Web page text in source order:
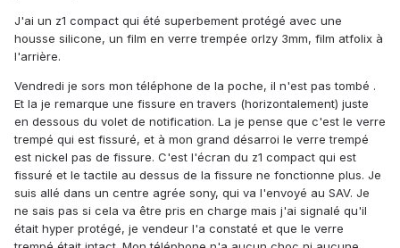
J'ai un z1 compact qui été superbement protégé avec une
housse silicone, un film en verre trempée orlzy 3mm, film atfolix à
l'arrière.
Vendredi je sors mon téléphone de la poche, il n'est pas tombé .
Et la je remarque une fissure en travers (horizontalement) juste
en dessous du volet de notification. La je pense que c'est le verre
trempé qui est fissuré, et à mon grand désarroi le verre trempé
est nickel pas de fissure. C'est l'écran du z1 compact qui est
fissuré et le tactile au dessus de la fissure ne fonctionne plus. Je
suis allé dans un centre agrée sony, qui va l'envoyé au SAV. Je
ne sais pas si cela va être pris en charge mais j'ai signalé qu'il
était hyper protégé, je vendeur l'a constaté et que le verre